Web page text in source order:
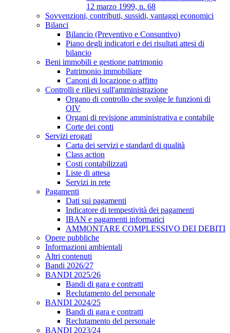
12 marzo 1999, n. 68
Sovvenzioni, contributi, sussidi, vantaggi economici
Bilanci
Bilancio (Preventivo e Consuntivo)
Piano degli indicatori e dei risultati attesi di
bilancio
Beni immobili e gestione patrimonio
Patrimonio immobiliare
Canoni di locazione o affitto
Controlli e rilievi sull'amministrazione
Organo di controllo che svolge le funzioni di
OIV
Organi di revisione amministrativa e contabile
Corte dei conti
Servizi erogati
Carta dei servizi e standard di qualità
Class action
Costi contabilizzati
Liste di attesa
Servizi in rete
Pagamenti
Dati sui pagamenti
Indicatore di tempestività dei pagamenti
IBAN e pagamenti informatici
AMMONTARE COMPLESSIVO DEI DEBITI
Opere pubbliche
Informazioni ambientali
Altri contenuti
Bandi 2026/27
BANDI 2025/26
Bandi di gara e contratti
Reclutamento del personale
BANDI 2024/25
Bandi di gara e contratti
Reclutamento del personale
BANDI 2023/24